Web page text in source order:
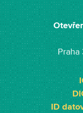
Praha
ID